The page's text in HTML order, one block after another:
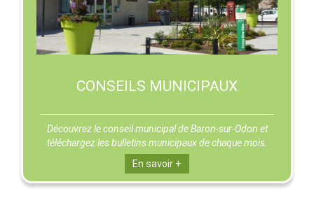
CONSEILS MUNICIPAUX
Découvrez le conseil municipal de Baron-sur-Odon et
téléchargez les bulletins municipaux de chaque mois.
En savoir +